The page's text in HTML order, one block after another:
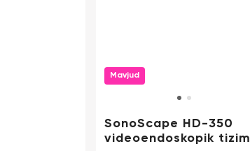
Mavjud
SonoScape HD-350
videoendoskopik tizim